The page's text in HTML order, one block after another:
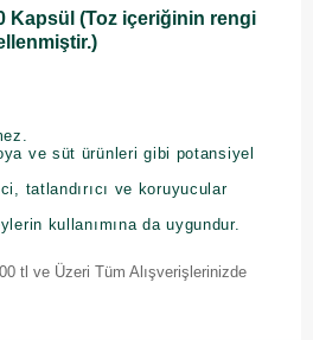
Kapsül (Toz içeriğinin rengi
ve süt ürünleri gibi potansiyel
tatlandırıcı ve koruyucular
kullanımına da uygundur.
tl ve Üzeri Tüm Alışverişlerinizde